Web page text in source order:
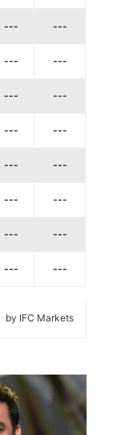
--- ---
--- ---
--- ---
--- ---
--- ---
--- ---
--- ---
--- ---
by IFC Markets